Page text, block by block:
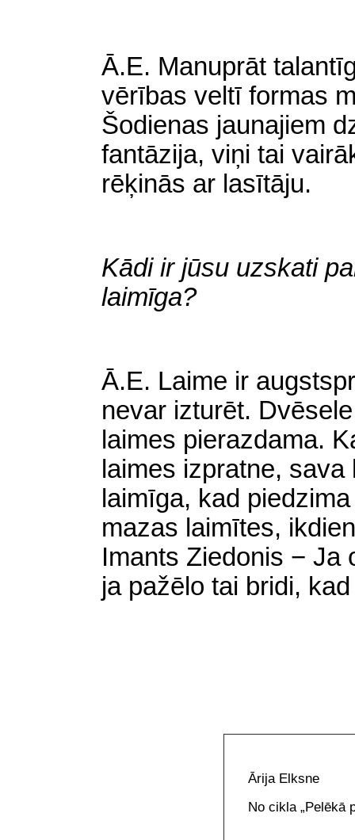
Ā.E. Manuprāt
vērības veltī formas
Šodienas jaunajiem
fantāzija, viņi tai
rēķinās ar lasītāju.
Kādi ir jūsu uzskati
laimīga?
Ā.E. Laime ir
nevar izturēt.
laimes pierazdama.
laimes izpratne,
laimīga, kad
mazas laimītes,
Imants Ziedonis − Ja
ja pažēlo tai bridi,
Ārija Elksne
No cikla „Pelēkā